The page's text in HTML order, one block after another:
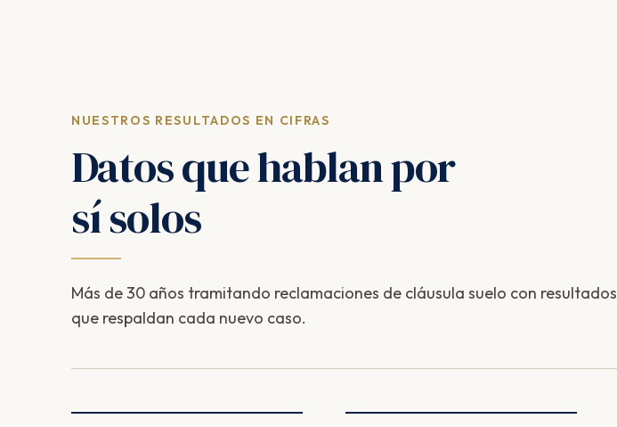
NUESTROS RESULTADOS EN CIFRAS
Datos que hablan por
sí solos
Más de 30 años tramitando reclamaciones de cláusula suelo con resultados
que respaldan cada nuevo caso.